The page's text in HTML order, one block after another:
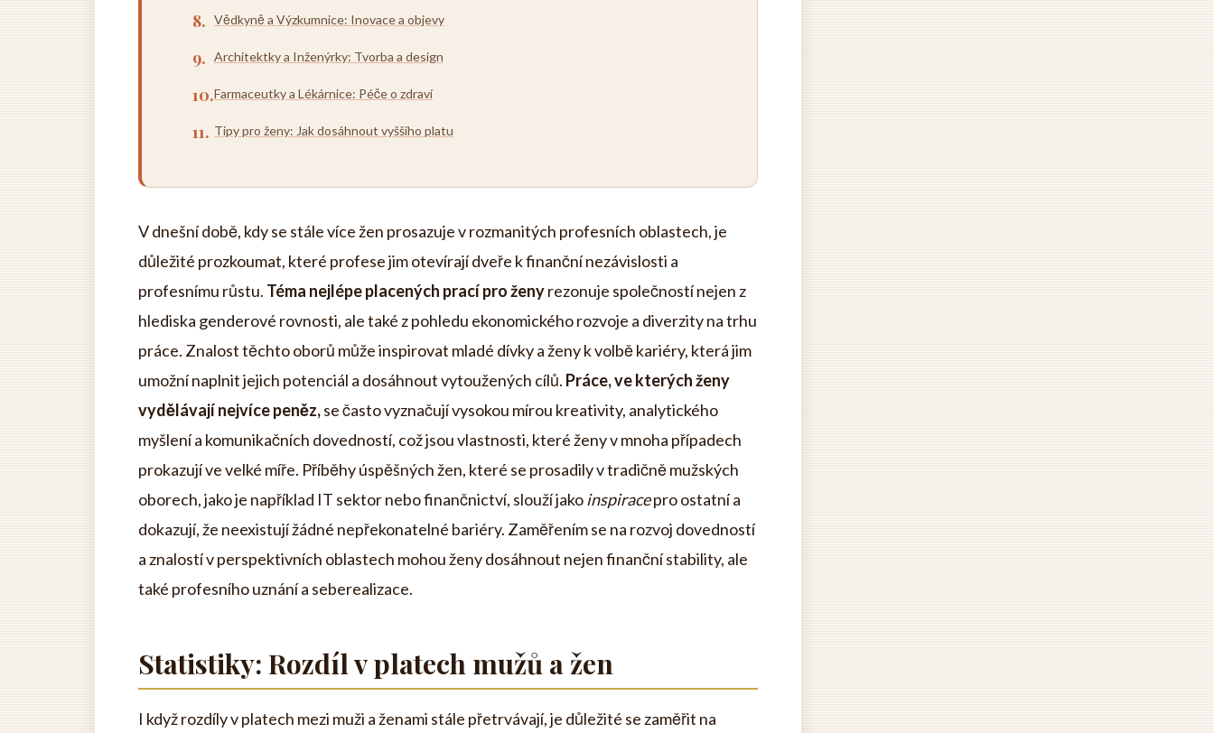
Vědkyně a Výzkumnice: Inovace a objevy
Architektky a Inženýrky: Tvorba a design
Farmaceutky a Lékárnice: Péče o zdraví
Tipy pro ženy: Jak dosáhnout vyššího platu
V dnešní době, kdy se stále více žen prosazuje v rozmanitých profesních oblastech, je
důležité prozkoumat, které profese jim otevírají dveře k finanční nezávislosti a
profesnímu růstu. Téma nejlépe placených prací pro ženyrezonuje společností nejen z
hlediska genderové rovnosti, ale také z pohledu ekonomického rozvoje a diverzity na trhu
práce. Znalost těchto oborů může inspirovat mladé dívky a ženy k volbě kariéry, která jim
umožní naplnit jejich potenciál a dosáhnout vytoužených cílů. Práce, ve kterých ženy
vydělávají nejvíce peněz,se často vyznačují vysokou mírou kreativity, analytického
myšlení a komunikačních dovedností, což jsou vlastnosti, které ženy v mnoha případech
prokazují ve velké míře. Příběhy úspěšných žen, které se prosadily v tradičně mužských
oborech, jako je například IT sektor nebo finančnictví, slouží jakoinspiracepro ostatní a
dokazují, že neexistují žádné nepřekonatelné bariéry. Zaměřením se na rozvoj dovedností
a znalostí v perspektivních oblastech mohou ženy dosáhnout nejen finanční stability, ale
také profesního uznání a seberealizace.
Statistiky: Rozdíl v platech mužů a žen
I když rozdíly v platech mezi muži a ženami stále přetrvávají, je důležité se zaměřit na